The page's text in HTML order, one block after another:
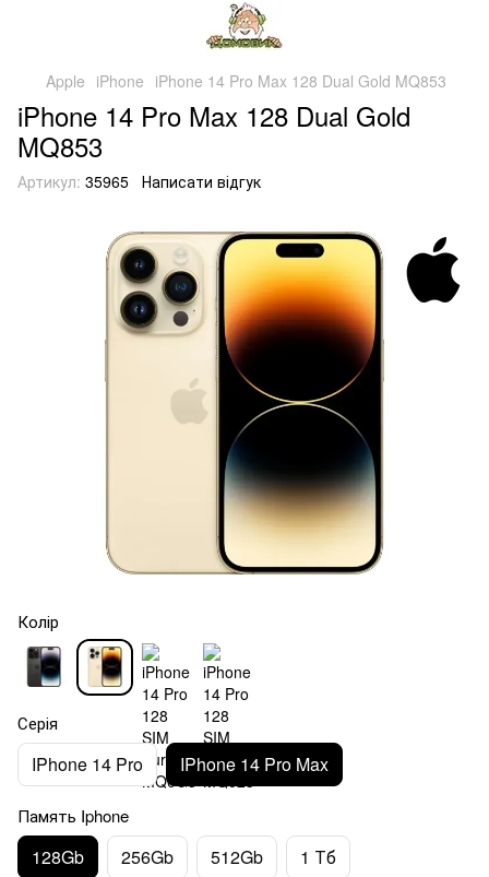
Apple iPhone iPhone 14 Pro Max 128 Dual Gold MQ853
iPhone 14 Pro Max 128 Dual Gold
MQ853
Артикул: 35965 Написати відгук
Колір
Серія
IPhone 14 Pro IPhone 14 Pro Max
Память Iphone
128Gb 256Gb 512Gb 1 Тб